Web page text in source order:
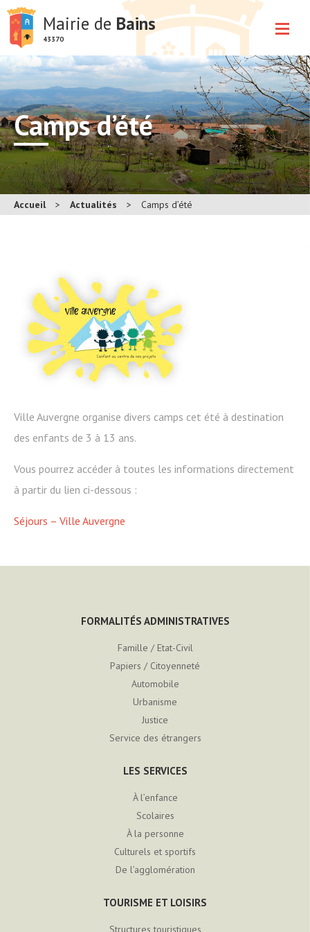
Mairie de Bains
43370
Camps d’été
Accueil > Actualités > Camps d’été
Ville Auvergne organise divers camps cet été à destination
des enfants de 3 à 13 ans.
Vous pourrez accéder à toutes les informations directement
à partir du lien ci-dessous :
Séjours – Ville Auvergne
FORMALITÉS ADMINISTRATIVES
Famille / Etat-Civil
Papiers / Citoyenneté
Automobile
Urbanisme
Justice
Service des étrangers
LES SERVICES
À l’enfance
Scolaires
À la personne
Culturels et sportifs
De l’agglomération
TOURISME ET LOISIRS
Structures touristiques